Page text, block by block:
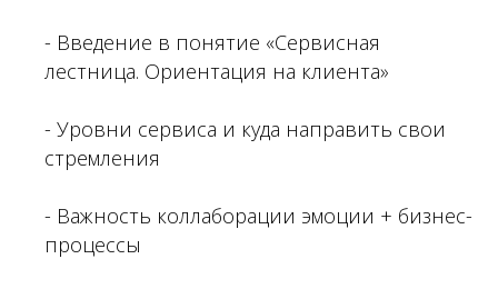
- Введение в понятие «Сервисная
лестница. Ориентация на клиента»
- Уровни сервиса и куда направить свои
стремления
- Важность коллаборации эмоции + бизнес-
процессы